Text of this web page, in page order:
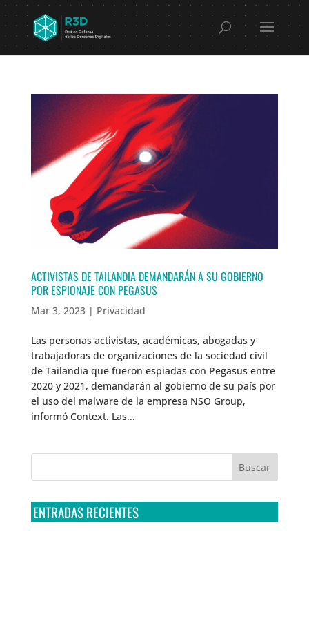
ACTIVISTAS DE TAILANDIA DEMANDARÁN A SU GOBIERNO
POR ESPIONAJE CON PEGASUS
Mar 3, 2023| Privacidad
Las personas activistas, académicas, abogadas y
trabajadoras de organizaciones de la sociedad civil
de Tailandia que fueron espiadas con Pegasus entre
2020 y 2021, demandarán al gobierno de su país por
el uso del malware de la empresa NSO Group,
informó Context. Las...
ENTRADAS RECIENTES